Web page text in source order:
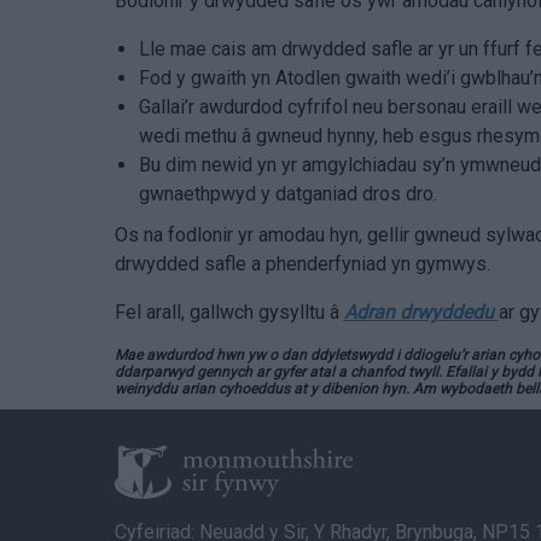
Lle mae cais am drwydded safle ar yr un ffurf
Fod y gwaith yn Atodlen gwaith wedi’i
Gallai’r awdurdod cyfrifol neu bersonau eraill
wedi methu â gwneud hynny, heb esgus
Bu dim newid yn yr amgylchiadau sy’n
gwnaethpwyd y datganiad dros dro.
Os na fodlonir yr amodau hyn, gellir gwneud
drwydded safle a phenderfyniad yn gymwys.
Fel arall, gallwch gysylltu â Adran drwyddedu ar
Mae awdurdod hwn yw o dan ddyletswydd i ddiogelu’r arian
ddarparwyd gennych ar gyfer atal a chanfod twyll. Efallai y
weinyddu arian cyhoeddus at y dibenion hyn. Am wybodaeth
Cyfeiriad: Neuadd y Sir, Y Rhadyr, Brynbuga, NP15